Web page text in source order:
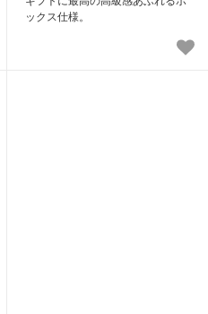
ックス仕様。